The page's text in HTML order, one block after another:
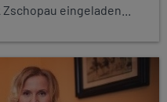
eingeladen...